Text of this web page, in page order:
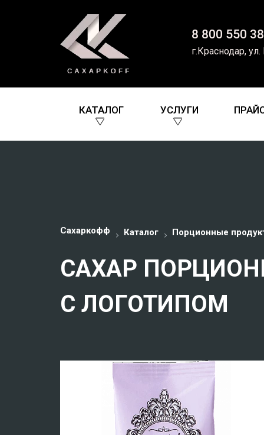
8 800 550
г.Краснодар,
КАТАЛОГ УСЛУГИ
Сахаркофф Каталог Порционные
САХАР
С ЛОГОТИПОМ